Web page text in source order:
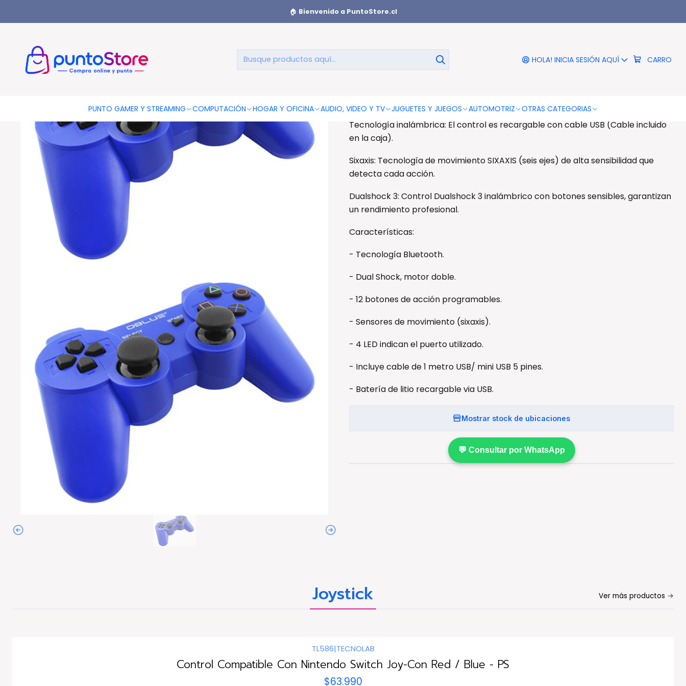
HOLA! INICIA SESIÓN AQUÍ CARRO
PUNTO GAMER Y STREAMING COMPUTACIÓN HOGAR Y OFICINA AUDIO, VIDEO Y TV JUGUETES Y JUEGOS AUTOMOTRIZ OTRAS CATEGORIAS
🏠 Bienvenido a PuntoStore.cl
Joystick Ps3 Con Bluetooth Color Azul - Ps
Joystick Ps3 Con Bluetooth Color Azul -
Tecnología inalámbrica: El control es recargable con cable USB (Cable incluido
en la caja).
Sixaxis: Tecnología de movimiento SIXAXIS (seis ejes) de alta sensibilidad que
detecta cada acción.
Dualshock 3: Control Dualshock 3 inalámbrico con botones sensibles, garantizan
un rendimiento profesional.
Características:
- Tecnología Bluetooth.
- Dual Shock, motor doble.
- 12 botones de acción programables.
- Sensores de movimiento (sixaxis).
- 4 LED indican el puerto utilizado.
- Incluye cable de 1 metro USB/ mini USB 5 pines.
- Batería de litio recargable via USB.
Mostrar stock de ubicaciones
💬 Consultar por WhatsApp
Joystick Ver más productos
TL586|TECNOLAB
Control Compatible Con Nintendo Switch Joy-Con Red / Blue - PS
$63.990